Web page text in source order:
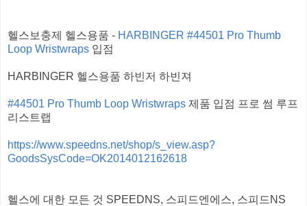
헬스보충제 헬스용품 - HARBINGER #44501 Pro Thumb
Loop Wristwraps 입점
HARBINGER 헬스용품 하빈저 하빈져
#44501 Pro Thumb Loop Wristwraps 제품 입점 프로 썸 루프
리스트랩
https://www.speedns.net/shop/s_view.asp?
GoodsSysCode=OK2014012162618
헬스에 대한 모든 것 SPEEDNS, 스피드엔에스, 스피드NS